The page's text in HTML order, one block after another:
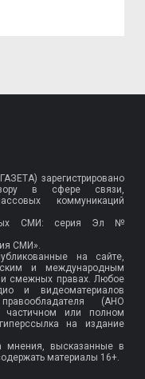
зарегистрировано
в сфере связи,
коммуникаций
СМИ: серия Эл №
СМИ».
на сайте,
и международным
и смежных правах. Любое
и видеоматериалов
(АНО
или полном
на издание
мнения, высказанные в
материалы 16+.